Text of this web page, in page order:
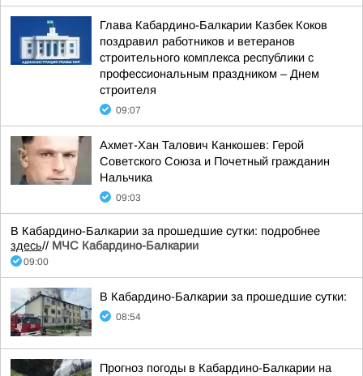
Глава Кабардино-Балкарии Казбек Коков
поздравил работников и ветеранов
строительного комплекса республики с
профессиональным праздником – Днем
строителя
09:07
Ахмет-Хан Талович Канкошев: Герой
Советского Союза и Почетный гражданин
Нальчика
09:03
В Кабардино-Балкарии за прошедшие сутки: подробнее
здесь// МЧС Кабардино-Балкарии
09:00
В Кабардино-Балкарии за прошедшие сутки:
08:54
Прогноз погоды в Кабардино-Балкарии на